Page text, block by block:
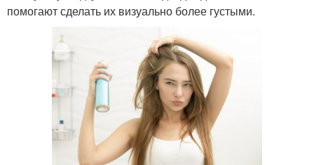
помогают сделать их визуально более густыми.